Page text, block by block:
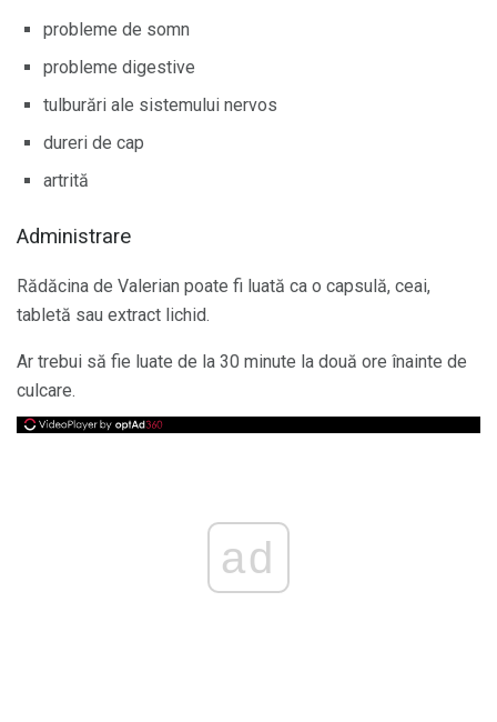
probleme de somn
probleme digestive
tulburări ale sistemului nervos
dureri de cap
artrită
Administrare
Rădăcina de Valerian poate fi luată ca o capsulă, ceai,
tabletă sau extract lichid.
Ar trebui să fie luate de la 30 minute la două ore înainte de
culcare.
ad